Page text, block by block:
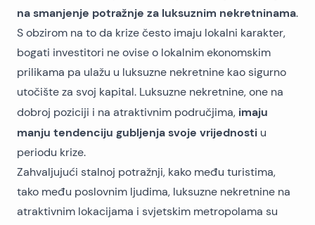
na smanjenje potražnje za luksuznim nekretninama.
S obzirom na to da krize često imaju lokalni karakter,
bogati investitori ne ovise o lokalnim ekonomskim
prilikama pa ulažu u luksuzne nekretnine kao sigurno
utočište za svoj kapital. Luksuzne nekretnine, one na
dobroj poziciji i na atraktivnim područjima, imaju
manju tendenciju gubljenja svoje vrijednosti u
periodu krize.
Zahvaljujući stalnoj potražnji, kako među turistima,
tako među poslovnim ljudima, luksuzne nekretnine na
atraktivnim lokacijama i svjetskim metropolama su